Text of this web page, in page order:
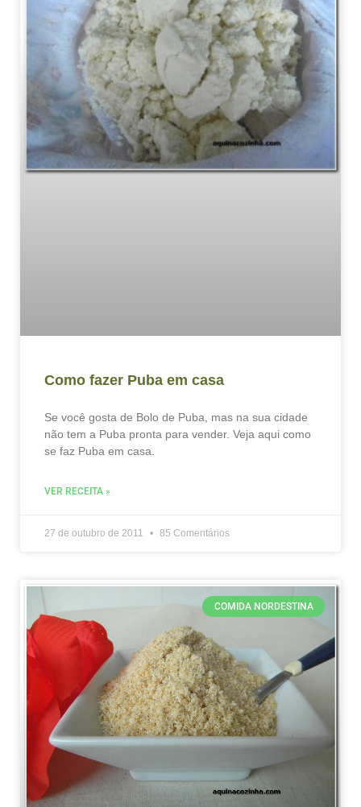
Como fazer Puba em casa
Se você gosta de Bolo de Puba, mas na sua cidade
não tem a Puba pronta para vender. Veja aqui como
se faz Puba em casa.
VER RECEITA »
27 de outubro de 2011 85 Comentários
COMIDA NORDESTINA